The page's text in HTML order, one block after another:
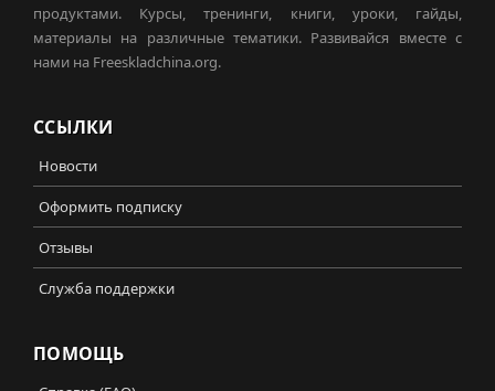
продуктами. Курсы, тренинги, книги, уроки, гайды,
материалы на различные тематики. Развивайся вместе с
нами на Freeskladchina.org.
ССЫЛКИ
Новости
Оформить подписку
Отзывы
Служба поддержки
ПОМОЩЬ